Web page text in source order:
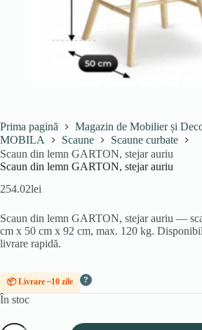
Prima pagină
Magazin de Mobilier și
MOBILA
Scaune
Scaune curbate
Scaun din lemn GARTON, stejar auriu
Scaun din lemn GARTON, stejar auriu
254.02lei
Scaun din lemn GARTON, stejar auriu —
cm x 50 cm x 92 cm, max. 120 kg.
livrare rapidă.
📦 Livrare ~10 zile ?
În stoc